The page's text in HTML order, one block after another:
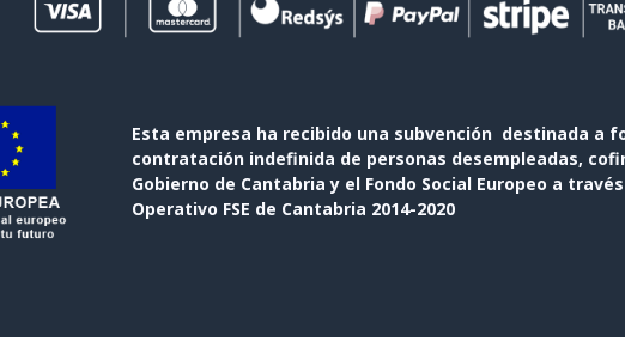
Esta empresa ha recibido una subvención destinada a
contratación indefinida de personas desempleadas,
Gobierno de Cantabria y el Fondo Social Europeo a
Operativo FSE de Cantabria 2014-2020